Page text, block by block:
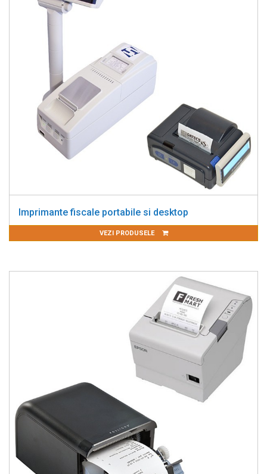
Imprimante fiscale portabile si desktop
VEZI PRODUSELE